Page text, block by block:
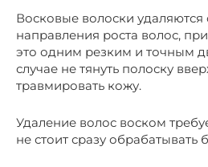
Восковые волоски удаляются
направления роста волос,
это одним резким и точным
случае не тянуть полоску
травмировать кожу.
Удаление волос воском
не стоит сразу обрабатывать